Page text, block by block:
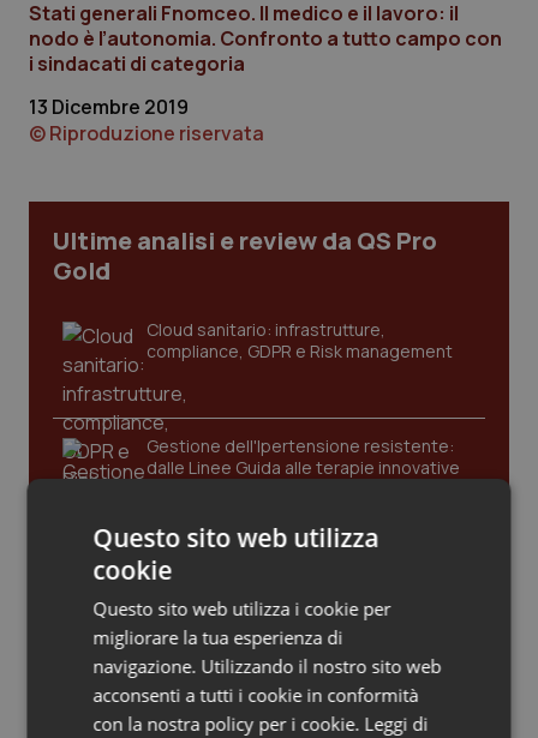
Calabria
Campania
Emilia-Romagna
Friuli Venezia Giulia
Lazio
Liguria
Lombardia
Marche
Piemonte
Provincia Autonoma di Bolzano
Provincia Autonoma di Trento
Asma & BPCO
Car-T
Colesterolo & coronaropatie
Dermatite Atopica
Diabete & glucometri
Disturbi dell’umore
Dolore
Donna & Salute
HIV
Infezioni & Febbre
Ipertensione & Scompenso
Stati generali Fnomceo. Il medico e il lavoro: il
nodo è l’autonomia. Confronto a tutto campo con
i sindacati di categoria
13 Dicembre 2019
© Riproduzione riservata
Ultime analisi e review da QS Pro
Gold
Cloud sanitario: infrastrutture,
compliance, GDPR e Risk management
Gestione dell'Ipertensione resistente:
dalle Linee Guida alle terapie innovative
Leadership Infermieristica 2026: nuovi
modelli di responsabilità e autonomia
Leadership Medica 2026: guidare team
clinici ad alte prestazioni
Questo sito web utilizza
cookie
Questo sito web utilizza i cookie per
migliorare la tua esperienza di
navigazione. Utilizzando il nostro sito web
acconsenti a tutti i cookie in conformità
con la nostra policy per i cookie. Leggi di